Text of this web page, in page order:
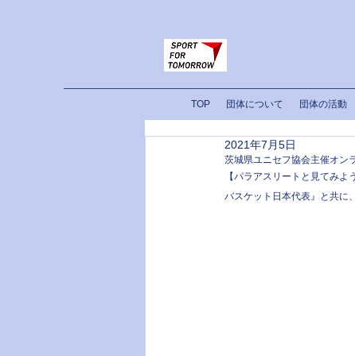
TOP 団体について 団体の活動
茨城県ユニセフ協会主催オン
2021年7月5日
【パラアスリートと見てみ
バスケット日本代表』と共に